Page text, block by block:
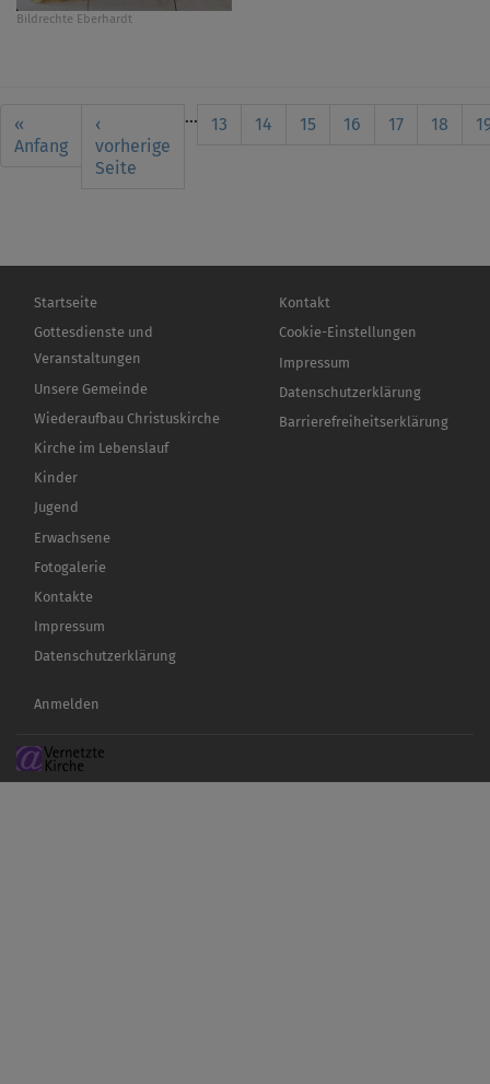
Bildrechte Eberhardt
Seitennummerierung
First
page
«
Anfang
Vorherige
Seite
‹
vorherige
Seite
… Seite
13 Seite
14 Seite
15 Seite
16
Aktuelle
17 Seite
18
Hauptnavigation
Startseite
Gottesdienste und
Veranstaltungen
Unsere Gemeinde
Wiederaufbau Christuskirche
Kirche im Lebenslauf
Kinder
Jugend
Erwachsene
Fotogalerie
Kontakte
Impressum
Datenschutzerklärung
Fußbereichsmenü
Kontakt
Cookie-Einstellungen
Impressum
Datenschutzerklärung
Barrierefreiheitserklärung
Benutzermenü
Anmelden